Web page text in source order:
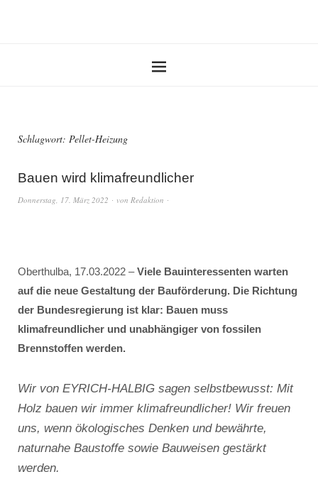
Schlagwort: Pellet-Heizung
Bauen wird klimafreundlicher
Donnerstag, 17. März 2022 von Redaktion
Oberthulba, 17.03.2022 –Viele Bauinteressenten warten
auf die neue Gestaltung der Bauförderung. Die Richtung
der Bundesregierung ist klar: Bauen muss
klimafreundlicher und unabhängiger von fossilen
Brennstoffen werden.
Wir von EYRICH-HALBIG sagen selbstbewusst: Mit
Holz bauen wir immer klimafreundlicher! Wir freuen
uns, wenn ökologisches Denken und bewährte,
naturnahe Baustoffe sowie Bauweisen gestärkt
werden.